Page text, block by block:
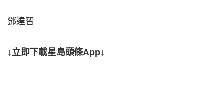
鄧達智
↓立即下載星島頭條App↓